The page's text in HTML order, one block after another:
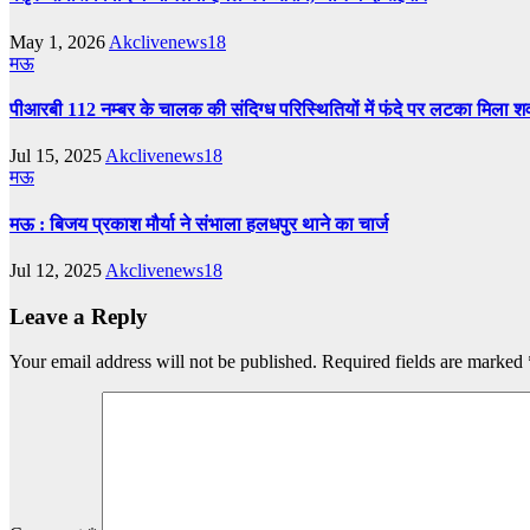
May 1, 2026 Akclivenews18
मऊ
पीआरबी 112 नम्बर के चालक की संदिग्ध परिस्थितियों में फंदे पर लटका मिला
Jul 15, 2025 Akclivenews18
मऊ
मऊ : बिजय प्रकाश मौर्या ने संभाला हलधपुर थाने का चार्ज
Jul 12, 2025 Akclivenews18
Leave a Reply
Your email address will not be published. Required fields are marked